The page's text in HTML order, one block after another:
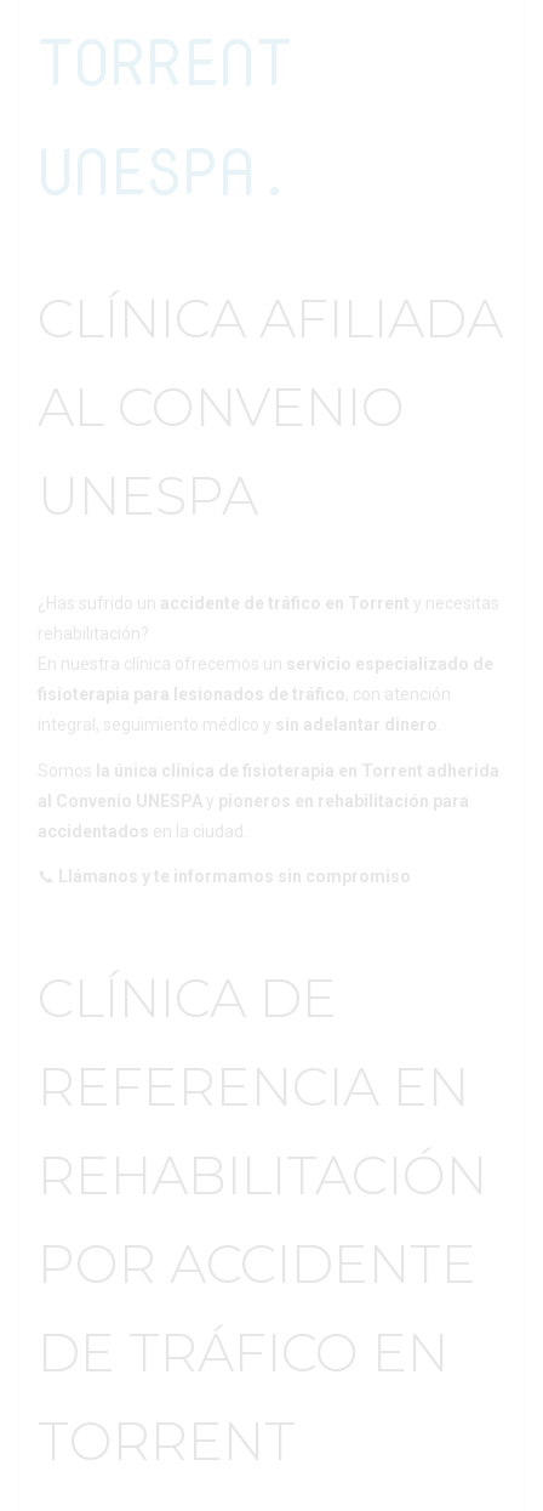
TORRENT
UNESPA.
CLÍNICA AFILIADA
AL CONVENIO
UNESPA
¿Has sufrido un accidente de tráfico en Torrent y necesitas
rehabilitación?
En nuestra clínica ofrecemos un servicio especializado de
fisioterapia para lesionados de tráfico, con atención
integral, seguimiento médico y sin adelantar dinero
Somos la única clínica de fisioterapia en Torrent adherida
al Convenio UNESPA y pioneros en rehabilitación para
accidentados en la ciudad.
📞 Llámanos y te informamos sin compromiso
CLÍNICA DE
REFERENCIA EN
REHABILITACIÓN
POR ACCIDENTE
DE TRÁFICO EN
TORRENT